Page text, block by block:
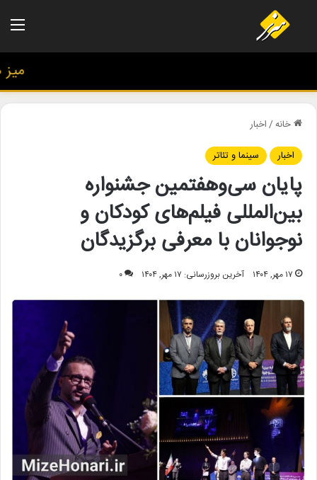
میز
خانه/اخبار
اخبار
سینما و تئاتر
پایان سی‌وهفتمین جشنواره
بین‌المللی فیلم‌های کودکان و
نوجوانان با معرفی برگزیدگان
۱۷ مهر, ۱۴۰۴ آخرین بروزرسانی: ۱۷ مهر, ۱۴۰۴ ۰